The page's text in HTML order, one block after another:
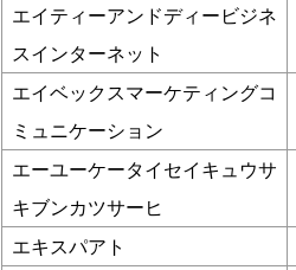
エイティーアンドディービジネ
スインターネット
エイベックスマーケティングコ
ミュニケーション
エーユーケータイセイキュウサ
キブンカツサーヒ
エキスパアト